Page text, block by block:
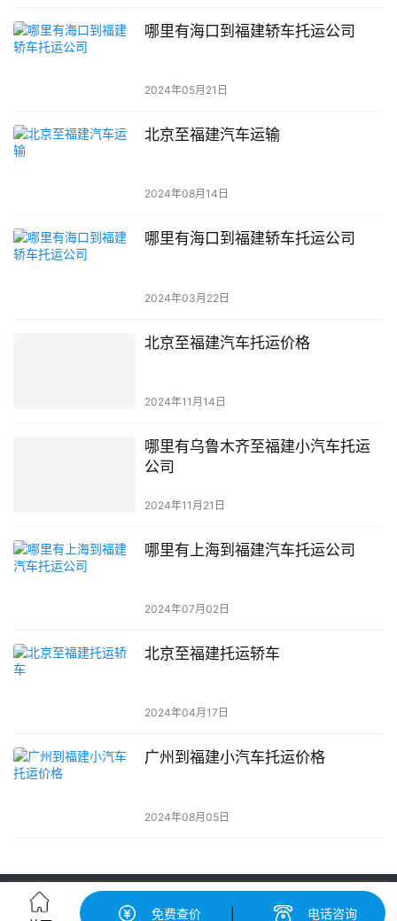
哪里有海口到福建轿车托运公司
2024年05月21日
北京至福建汽车运输
2024年08月14日
哪里有海口到福建轿车托运公司
2024年03月22日
北京至福建汽车托运价格
2024年11月14日
哪里有乌鲁木齐至福建小汽车托运
公司
2024年11月21日
哪里有上海到福建汽车托运公司
2024年07月02日
北京至福建托运轿车
2024年04月17日
广州到福建小汽车托运价格
2024年08月05日
轿车托运-汽车托运价格|收费标准查询-中振汽车托运物流平台
免费查价 电话咨询